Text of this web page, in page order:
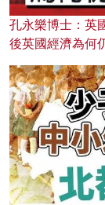
孔永樂博士：英
後英國經濟為何